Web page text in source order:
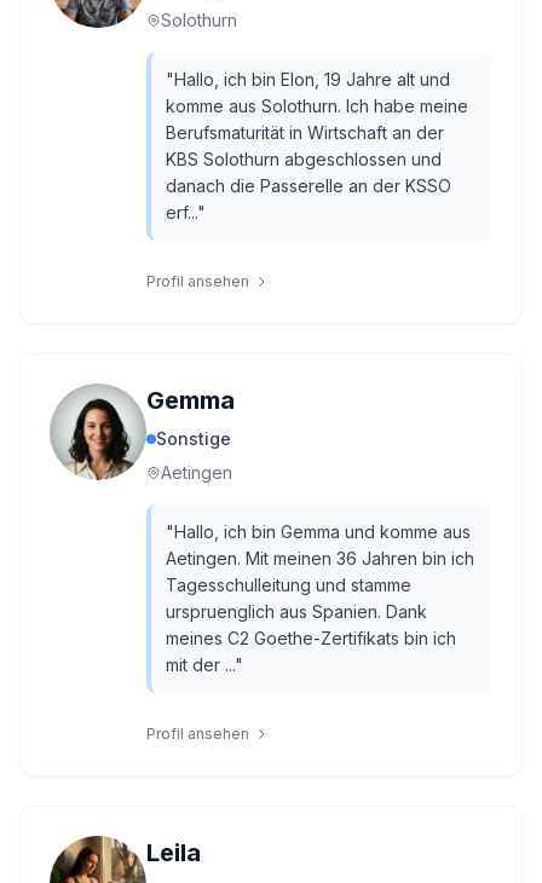
Solothurn
"Hallo, ich bin Elon, 19 Jahre alt und
komme aus Solothurn. Ich habe meine
Berufsmaturität in Wirtschaft an der
KBS Solothurn abgeschlossen und
danach die Passerelle an der KSSO
erf..."
Profil ansehen
Gemma
Sonstige
Aetingen
"Hallo, ich bin Gemma und komme aus
Aetingen. Mit meinen 36 Jahren bin ich
Tagesschulleitung und stamme
urspruenglich aus Spanien. Dank
meines C2 Goethe-Zertifikats bin ich
mit der ..."
Profil ansehen
Leila